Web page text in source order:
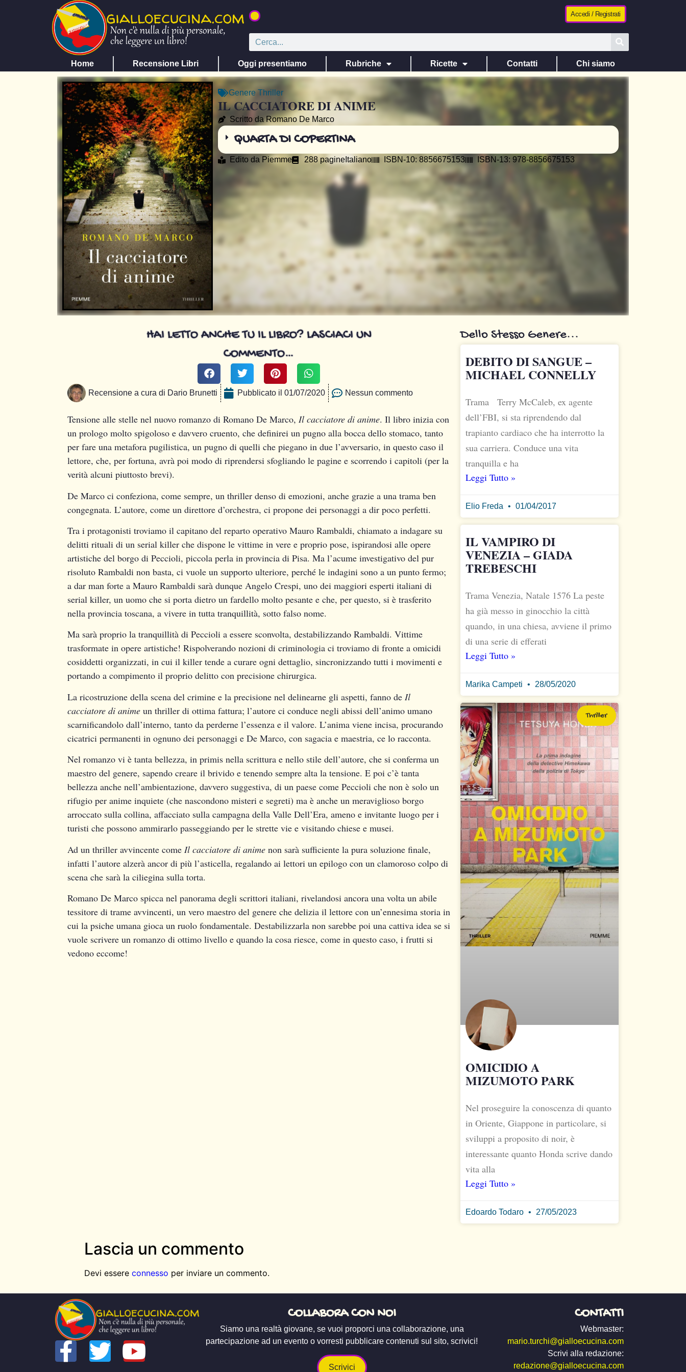
Accedi / Registrati
Home Recensione Libri Oggi presentiamo Rubriche Ricette Contatti Chi siamo
Genere Thriller
IL CACCIATORE DI ANIME
Scritto da Romano De Marco
QUARTA DI COPERTINA
Edito da Piemme 288 pagine Italiano ISBN-10: 8856675153 ISBN-13: 978-8856675153
HAI LETTO ANCHE TU IL LIBRO? LASCIACI UN
COMMENTO…
Recensione a cura di Dario Brunetti Pubblicato il 01/07/2020 Nessun commento
Tensione alle stelle nel nuovo romanzo di Romano De Marco, Il cacciatore di anime. Il libro inizia con
un prologo molto spigoloso e davvero cruento, che definirei un pugno alla bocca dello stomaco, tanto
per fare una metafora pugilistica, un pugno di quelli che piegano in due l’avversario, in questo caso il
lettore, che, per fortuna, avrà poi modo di riprendersi sfogliando le pagine e scorrendo i capitoli (per la
verità alcuni piuttosto brevi).
De Marco ci confeziona, come sempre, un thriller denso di emozioni, anche grazie a una trama ben
congegnata. L’autore, come un direttore d’orchestra, ci propone dei personaggi a dir poco perfetti.
Tra i protagonisti troviamo il capitano del reparto operativo Mauro Rambaldi, chiamato a indagare su
delitti rituali di un serial killer che dispone le vittime in vere e proprio pose, ispirandosi alle opere
artistiche del borgo di Peccioli, piccola perla in provincia di Pisa. Ma l’acume investigativo del pur
risoluto Rambaldi non basta, ci vuole un supporto ulteriore, perché le indagini sono a un punto fermo;
a dar man forte a Mauro Rambaldi sarà dunque Angelo Crespi, uno dei maggiori esperti italiani di
serial killer, un uomo che si porta dietro un fardello molto pesante e che, per questo, si è trasferito
nella provincia toscana, a vivere in tutta tranquillità, sotto falso nome.
Ma sarà proprio la tranquillità di Peccioli a essere sconvolta, destabilizzando Rambaldi. Vittime
trasformate in opere artistiche! Rispolverando nozioni di criminologia ci troviamo di fronte a omicidi
cosiddetti organizzati, in cui il killer tende a curare ogni dettaglio, sincronizzando tutti i movimenti e
portando a compimento il proprio delitto con precisione chirurgica.
La ricostruzione della scena del crimine e la precisione nel delinearne gli aspetti, fanno de Il
cacciatore di anime un thriller di ottima fattura; l’autore ci conduce negli abissi dell’animo umano
scarnificandolo dall’interno, tanto da perderne l’essenza e il valore. L’anima viene incisa, procurando
cicatrici permanenti in ognuno dei personaggi e De Marco, con sagacia e maestria, ce lo racconta.
Nel romanzo vi è tanta bellezza, in primis nella scrittura e nello stile dell’autore, che si conferma un
maestro del genere, sapendo creare il brivido e tenendo sempre alta la tensione. E poi c’è tanta
bellezza anche nell’ambientazione, davvero suggestiva, di un paese come Peccioli che non è solo un
rifugio per anime inquiete (che nascondono misteri e segreti) ma è anche un meraviglioso borgo
arroccato sulla collina, affacciato sulla campagna della Valle Dell’Era, ameno e invitante luogo per i
turisti che possono ammirarlo passeggiando per le strette vie e visitando chiese e musei.
Ad un thriller avvincente come Il cacciatore di anime non sarà sufficiente la pura soluzione finale,
infatti l’autore alzerà ancor di più l’asticella, regalando ai lettori un epilogo con un clamoroso colpo di
scena che sarà la ciliegina sulla torta.
Romano De Marco spicca nel panorama degli scrittori italiani, rivelandosi ancora una volta un abile
tessitore di trame avvincenti, un vero maestro del genere che delizia il lettore con un’ennesima storia in
cui la psiche umana gioca un ruolo fondamentale. Destabilizzarla non sarebbe poi una cattiva idea se si
vuole scrivere un romanzo di ottimo livello e quando la cosa riesce, come in questo caso, i frutti si
vedono eccome!
Dello Stesso Genere...
DEBITO DI SANGUE –
MICHAEL CONNELLY
Trama Terry McCaleb, ex agente
dell’FBI, si sta riprendendo dal
trapianto cardiaco che ha interrotto la
sua carriera. Conduce una vita
tranquilla e ha
Leggi Tutto »
Elio Freda 01/04/2017
IL VAMPIRO DI
VENEZIA – GIADA
TREBESCHI
Trama Venezia, Natale 1576 La peste
ha già messo in ginocchio la città
quando, in una chiesa, avviene il primo
di una serie di efferati
Leggi Tutto »
Marika Campeti 28/05/2020
Thriller
OMICIDIO A
MIZUMOTO PARK
Nel proseguire la conoscenza di quanto
in Oriente, Giappone in particolare, si
sviluppi a proposito di noir, è
interessante quanto Honda scrive dando
vita alla
Leggi Tutto »
Edoardo Todaro 27/05/2023
Lascia un commento
Devi essere connesso per inviare un commento.
COLLABORA CON NOI
Siamo una realtà giovane, se vuoi proporci una collaborazione, una
partecipazione ad un evento o vorresti pubblicare contenuti sul sito, scrivici!
Scrivici
CONTATTI
Webmaster:
mario.turchi@gialloecucina.com
Scrivi alla redazione:
redazione@gialloecucina.com